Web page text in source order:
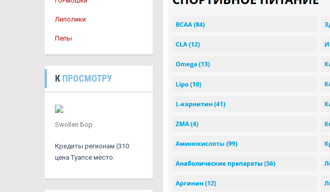
Липолики
Пепы
К ПРОСМОТРУ
Swollen Бор
Кредиты регионам (310
цена Туапсе место.